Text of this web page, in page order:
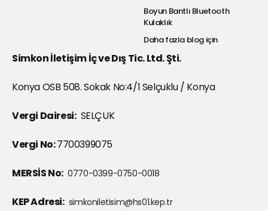
Boyun Bantlı Bluetooth
Kulaklık
Daha fazla blog için
Simkon İletişim İç ve Dış Tic. Ltd. Şti.
Konya OSB 508. Sokak No:4/1 Selçuklu / Konya
Vergi Dairesi:SELÇUK
Vergi No:7700399075
MERSİS No: 0770-0399-0750-0018
KEP Adresi: simkoniletisim@hs01.kep.tr